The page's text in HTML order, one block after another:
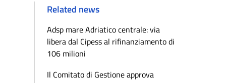
Related news
Adsp mare Adriatico centrale: via
libera dal Cipess al rifinanziamento di
106 milioni
Il Comitato di Gestione approva